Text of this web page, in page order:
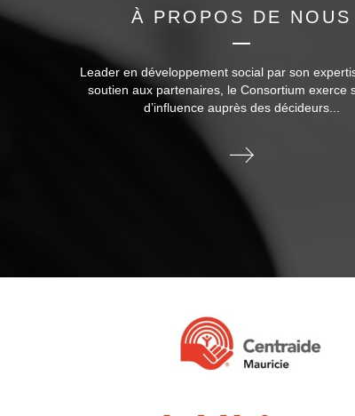
À PROPOS DE NOUS
Leader en développement social par son
soutien aux partenaires, le Consortium exerce
d’influence auprès des décideurs...